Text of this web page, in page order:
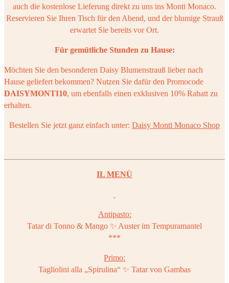
auch die kostenlose Lieferung direkt zu uns ins Monti Monaco.
Reservieren Sie Ihren Tisch für den Abend, und der blumige Strauß
erwartet Sie bereits vor Ort.
Für gemütliche Stunden zu Hause:
Möchten Sie den besonderen Daisy Blumenstrauß lieber nach
Hause geliefert bekommen? Nutzen Sie dafür den Promocode
DAISYMONTI10, um ebenfalls einen exklusiven 10% Rabatt zu
erhalten.
Bestellen Sie jetzt ganz einfach unter: Daisy Monti Monaco Shop
IL MENÙ
Antipasto:
Tatar di Tonno & Mango ✨ Auster im Tempuramantel
***
Primo:
Tagliolini alla „Spirulina“ ✨ Tatar von Gambas